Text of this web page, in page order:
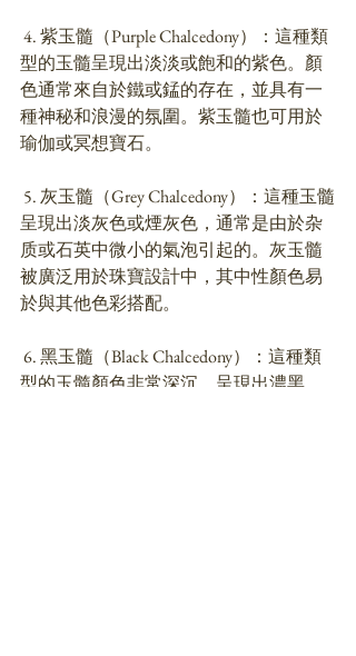
型的玉髓呈現出淡淡或飽和的紫色。顏
色通常來自於鐵或錳的存在，並具有一
種神秘和浪漫的氛圍。紫玉髓也可用於
瑜伽或冥想寶石。
呈現出淡灰色或煙灰色，通常是由於杂
质或石英中微小的氣泡引起的。灰玉髓
被廣泛用於珠寶設計中，其中性顏色易
於與其他色彩搭配。
型的玉髓顏色非常深沉，呈現出濃黑